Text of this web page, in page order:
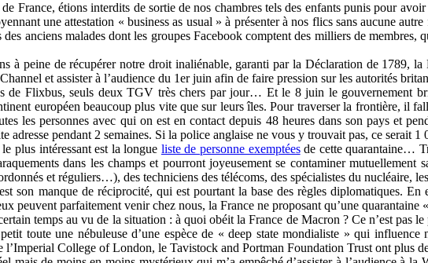
France, étions interdits de sortie de nos chambres tels des enfants punis pour
une attestation « business as usual » à présenter à nos flics sans aucune
anciens malades dont les groupes Facebook comptent des milliers de
à peine de récupérer notre droit inaliénable, garanti par la Déclaration de 1789,
et assister à l’audience du 1er juin afin de faire pression sur les autorités
de Flixbus, seuls deux TGV très chers par jour… Et le 8 juin le gouvernement
européen beaucoup plus vite que sur leurs îles. Pour traverser la frontière, il
les personnes avec qui on est en contact depuis 48 heures dans son pays et
adresse pendant 2 semaines. Si la police anglaise ne vous y trouvait pas, ce serait 1
plus intéressant est la longue liste de personne exemptéesde cette quarantaine…
dans les champs et pourront joyeusement se contaminer
et réguliers…), des techniciens des télécoms, des spécialistes du nucléaire,
son manque de réciprocité, qui est pourtant la base des règles diplomatiques.
peuvent parfaitement venir chez nous, la France ne proposant qu’une quarantaine
temps au vu de la situation : à quoi obéit la France de Macron ? Ce n’est pas
toute une nébuleuse d’une espèce de « deep state mondialiste » qui
l’Imperial College of London, le Tavistock and Portman Foundation Trust ont plus